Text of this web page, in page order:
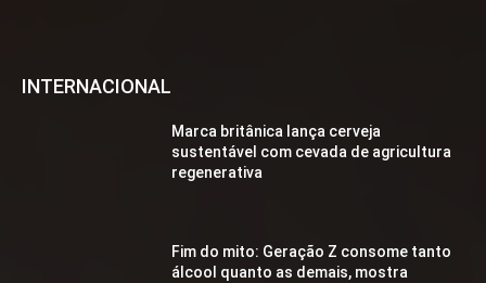
INTERNACIONAL
Marca britânica lança cerveja
sustentável com cevada de agricultura
regenerativa
Fim do mito: Geração Z consome tanto
álcool quanto as demais, mostra